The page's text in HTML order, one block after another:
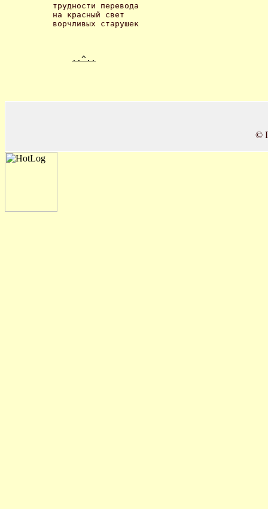
трудности перевода
на красный свет
ворчливых старушек
..^..
©